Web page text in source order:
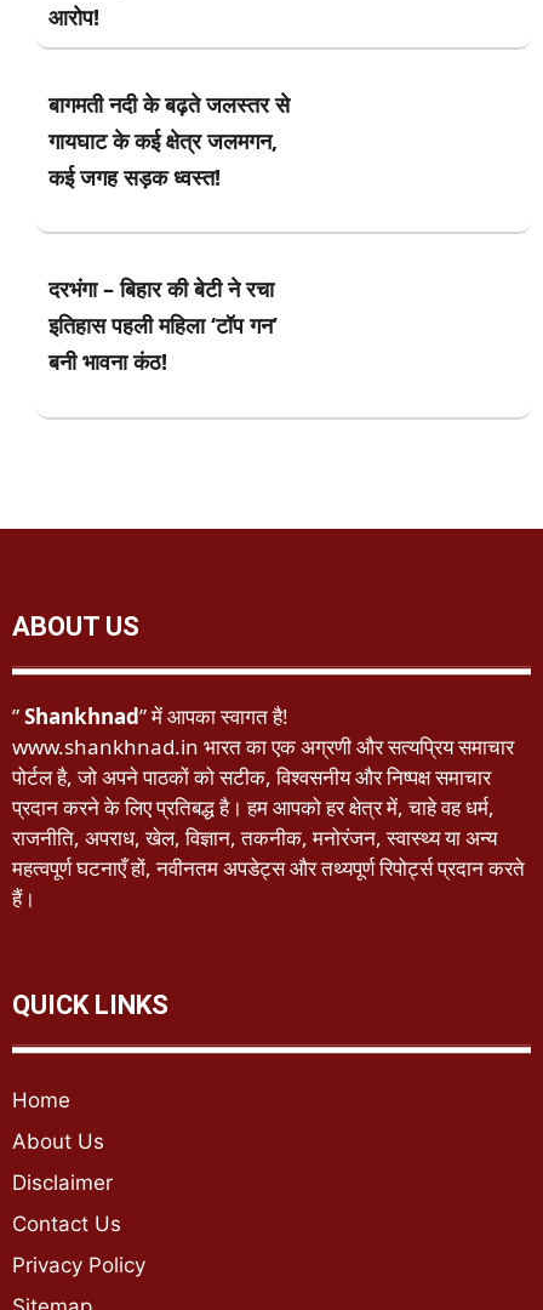
आरोप!
बागमती नदी के बढ़ते जलस्तर से
गायघाट के कई क्षेत्र जलमगन,
कई जगह सड़क ध्वस्त!
दरभंगा – बिहार की बेटी ने रचा
इतिहास पहली महिला ‘टॉप गन’
बनी भावना कंठ!
ABOUT US
”Shankhnad” में आपका स्वागत है!
www.shankhnad.in भारत का एक अग्रणी और सत्यप्रिय समाचार
पोर्टल है, जो अपने पाठकों को सटीक, विश्वसनीय और निष्पक्ष समाचार
प्रदान करने के लिए प्रतिबद्ध है। हम आपको हर क्षेत्र में, चाहे वह धर्म,
राजनीति, अपराध, खेल, विज्ञान, तकनीक, मनोरंजन, स्वास्थ्य या अन्य
महत्वपूर्ण घटनाएँ हों, नवीनतम अपडेट्स और तथ्यपूर्ण रिपोर्ट्स प्रदान करते
हैं।
QUICK LINKS
Home
About Us
Disclaimer
Contact Us
Privacy Policy